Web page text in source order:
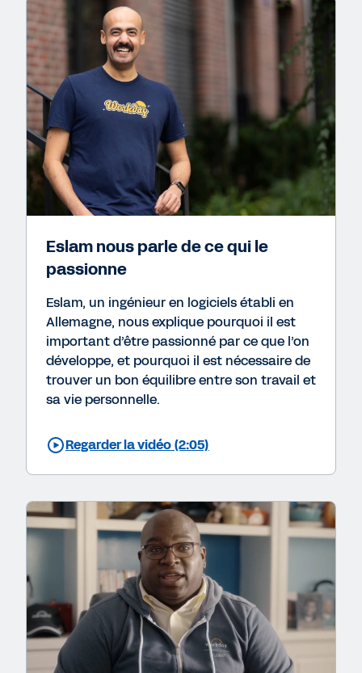
Eslam nous parle de ce qui le
passionne
Eslam, un ingénieur en logiciels établi en
Allemagne, nous explique pourquoi il est
important d’être passionné par ce que l’on
développe, et pourquoi il est nécessaire de
trouver un bon équilibre entre son travail et
sa vie personnelle.
Regarder la vidéo (2:05)